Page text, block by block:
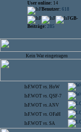
User online: 14
Benutzer: 618
GB-
Beiträge: 285
Kein War eingetragen
IsF.WOT vs. HoW
IsF.WOT vs. QSF-7
IsF.WOT vs.ANV
IsF.WOT vs. OFaH
IsF.WOT vs. SA